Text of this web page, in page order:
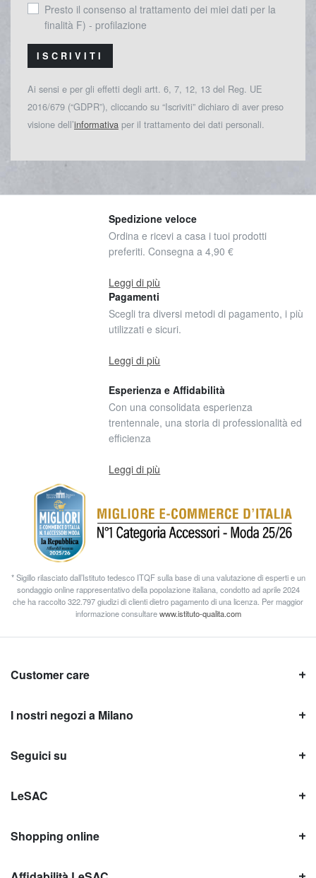
Presto il consenso al trattamento dei miei dati per la
finalità F) - profilazione
ISCRIVITI
Ai sensi e per gli effetti degli artt. 6, 7, 12, 13 del Reg. UE
2016/679 (“GDPR”), cliccando su “Iscriviti” dichiaro di aver preso
visione dell’informativa per il trattamento dei dati personali.
Spedizione veloce
Ordina e ricevi a casa i tuoi prodotti
preferiti. Consegna a 4,90 €
Leggi di più
Pagamenti
Scegli tra diversi metodi di pagamento, i più
utilizzati e sicuri.
Leggi di più
Esperienza e Affidabilità
Con una consolidata esperienza
trentennale, una storia di professionalità ed
efficienza
Leggi di più
* Sigillo rilasciato dall’Istituto tedesco ITQF sulla base di una valutazione di esperti e un
sondaggio online rappresentativo della popolazione italiana, condotto ad aprile 2024
che ha raccolto 322.797 giudizi di clienti dietro pagamento di una licenza. Per maggior
informazione consultarewww.istituto-qualita.com
Customer care
I nostri negozi a Milano
Seguici su
LeSAC
Shopping online